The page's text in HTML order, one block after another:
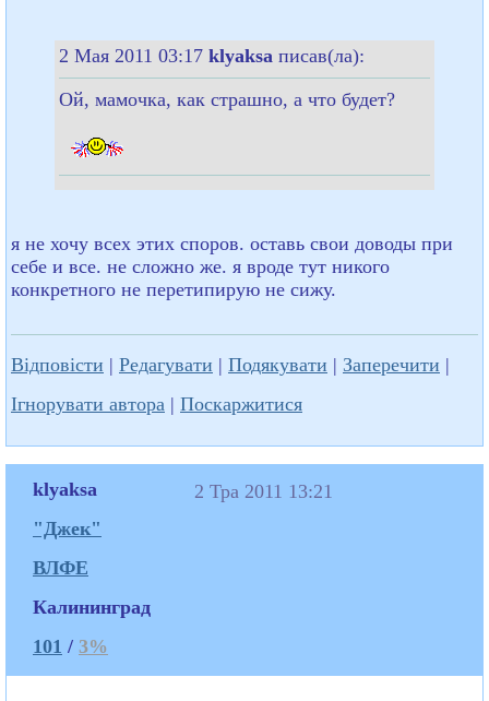
2 Мая 2011 03:17 klyaksa писав(ла):
Ой, мамочка, как страшно, а что будет?
я не хочу всех этих споров. оставь свои доводы при
себе и все. не сложно же. я вроде тут никого
конкретного не перетипирую не сижу.
Відповісти | Редагувати | Подякувати | Заперечити |
Ігнорувати автора | Поскаржитися
klyaksa
"Джек"
ВЛФЕ
Калининград
101 / 3%
2 Тра 2011 13:21